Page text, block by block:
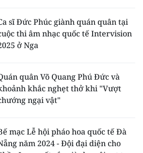
NGHỆ
TIN
NAM
sĩ Đức Phúc giành quán quân tại
thi âm nhạc quốc tế Intervision
ở Nga
quân Võ Quang Phú Đức và
khắc nghẹt thở khi "Vượt
ngại vật"
mạc Lễ hội pháo hoa quốc tế Đà
năm 2024 - Đội đại diện cho